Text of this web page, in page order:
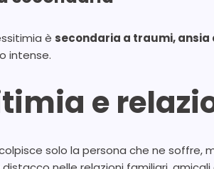
è secondaria a traumi, ansia
intense.
e
colpisce solo la persona che ne